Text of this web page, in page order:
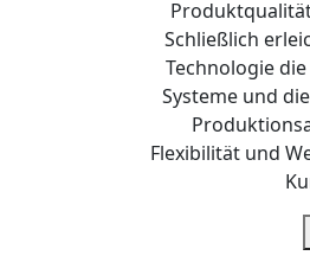
Schließlich
Technologie
Systeme und
Flexibilität und